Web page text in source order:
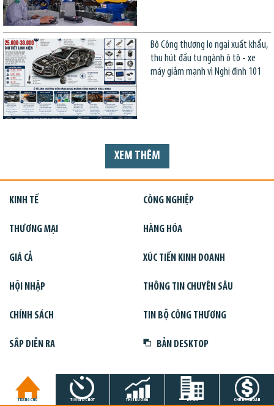
Bộ Công thương lo ngại xuất khẩu,
thu hút đầu tư ngành ô tô - xe
máy giảm mạnh vì Nghị định 101
XEM THÊM
KINH TẾ CÔNG NGHIỆP
THƯƠNG MẠI HÀNG HÓA
GIÁ CẢ XÚC TIẾN KINH DOANH
HỘI NHẬP THÔNG TIN CHUYÊN SÂU
CHÍNH SÁCH TIN BỘ CÔNG THƯƠNG
SẮP DIỄN RA BẢN DESKTOP
TRANG CHỦ TIN GIỜ CHÓT THỊ TRƯỜNG DỰ ÁN CHỨNG KHOÁN